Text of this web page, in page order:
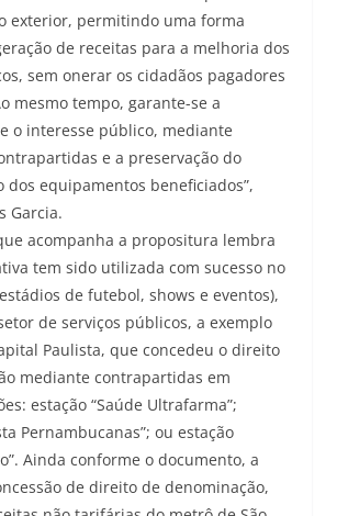
exterior, permitindo uma forma
de receitas para a melhoria dos
sem onerar os cidadãos pagadores
mesmo tempo, garante-se a
o interesse público, mediante
e a preservação do
equipamentos beneficiados”,
Garcia.
acompanha a propositura lembra
tem sido utilizada com sucesso no
de futebol, shows e eventos),
de serviços públicos, a exemplo
Paulista, que concedeu o direito
mediante contrapartidas em
estação “Saúde Ultrafarma”;
Pernambucanas”; ou estação
Ainda conforme o documento, a
de direito de denominação,